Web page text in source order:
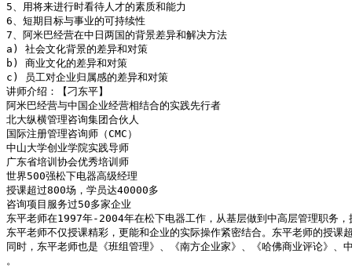
5、用将来进行时看待人才的素质和能力
6、短期目标与事业的可持续性
7、阿米巴经营在中日两国的背景差异和解决方法
a) 社会文化背景的差异和对策
b) 商业文化的差异和对策
c) 员工对企业归属感的差异和对策
讲师介绍：【刁东平】
阿米巴经营与中国企业经营相结合的实践先行者
北大纵横管理咨询集团合伙人
国际注册管理咨询师（CMC）
中山大学创业学院实践导师
广东省培训协会优秀培训师
世界500强松下电器高级经理
授课超过800场，学员达40000多
咨询项目服务过50多家企业
东平老师在1997年-2004年在松下电器工作，从基层做到中高层管理职务
东平老师不仅授课精彩，更能和企业的实际操作紧密结合。东平老师的授
同时，东平老师也是《班组管理》、《南方企业家》、《哈佛商业评论》、
。